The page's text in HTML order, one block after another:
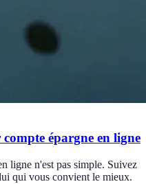
épargne en ligne
ligne n'est pas simple. Suivez
qui vous convient le mieux.